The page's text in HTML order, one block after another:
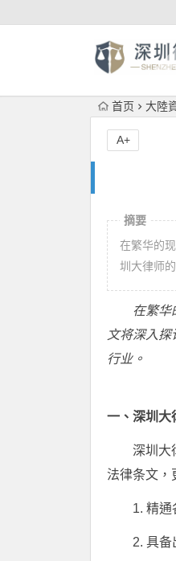
首页 大陸
A+
摘要
在繁华的
圳大律师
在繁华
文将深入
行业。
一、深圳大
深圳大
法律条文，
1. 精通
2. 具备